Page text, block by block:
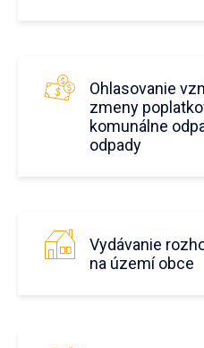
Ohlasovanie
zmeny
komunálne
odpady
Vydávanie
na území obce